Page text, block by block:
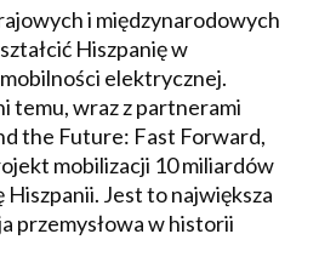
i międzynarodowych
Hiszpanię w
elektrycznej.
temu, wraz z partnerami
the Future: Fast Forward,
mobilizacji 10 miliardów
Jest to największa
przemysłowa w historii